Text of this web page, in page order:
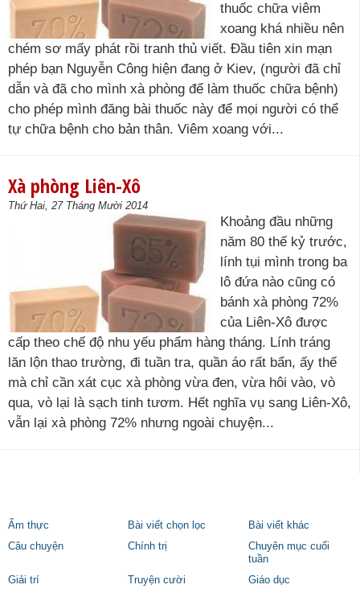
thuốc chữa viêm
xoang khá nhiều nên
chém sơ mấy phát rồi tranh thủ viết. Đầu tiên xin mạn
phép bạn Nguyễn Công hiện đang ở Kiev, (người đã chỉ
dẫn và đã cho mình xà phòng để làm thuốc chữa bệnh)
cho phép mình đăng bài thuốc này để mọi người có thể
tự chữa bệnh cho bản thân. Viêm xoang với...
Xà phòng Liên-Xô
Thứ Hai, 27 Tháng Mười 2014
Khoảng đầu những
năm 80 thế kỷ trước,
lính tụi mình trong ba
lô đứa nào cũng có
bánh xà phòng 72%
của Liên-Xô được
cấp theo chế độ nhu yếu phẩm hàng tháng. Lính tráng
lăn lộn thao trường, đi tuần tra, quần áo rất bẩn, ấy thế
mà chỉ cần xát cục xà phòng vừa đen, vừa hôi vào, vò
qua, vò lại là sạch tinh tươm. Hết nghĩa vụ sang Liên-Xô,
vẫn lại xà phòng 72% nhưng ngoài chuyện...
Ẩm thực Bài viết chọn lọc
Bài viết khác
Câu chuyện
Chính trị
Chuyên mục cuối
tuần
Giải trí
Truyện cười
Giáo dục